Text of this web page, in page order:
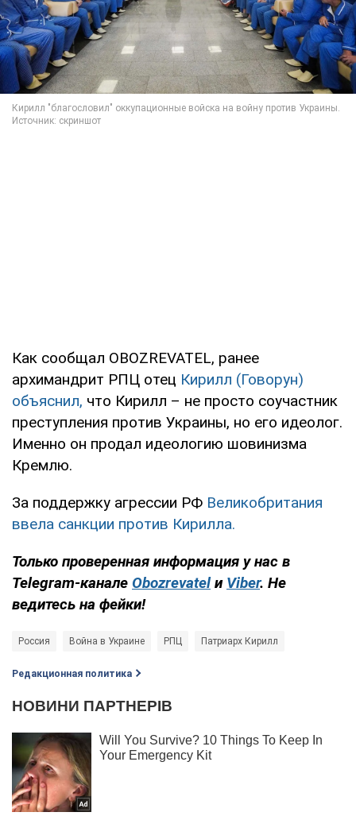
Как сообщал OBOZREVATEL, ранее
архимандрит РПЦ отец Кирилл (Говорун)
объяснил, что Кирилл – не просто соучастник
преступления против Украины, но его идеолог.
Именно он продал идеологию шовинизма
Кремлю.
За поддержку агрессии РФ Великобритания
ввела санкции против Кирилла.
Только проверенная информация у нас в
Telegram-канале Obozrevatelи Viber. Не
ведитесь на фейки!
Россия Война в Украине РПЦ Патриарх Кирилл
Редакционная политика